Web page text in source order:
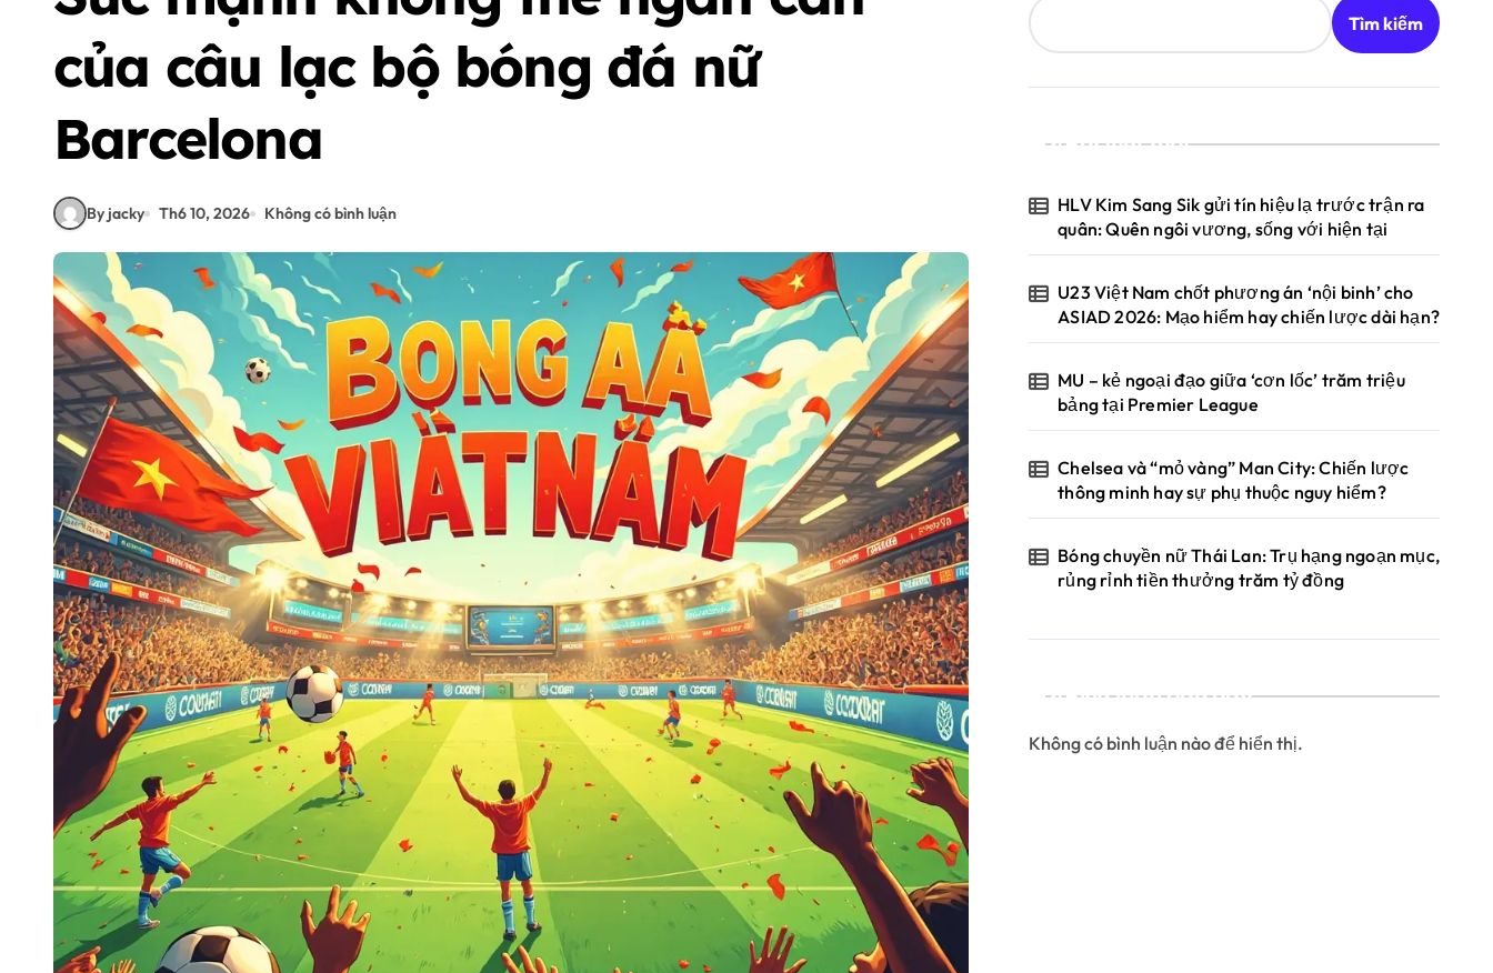
của câu lạc bộ bóng đá nữ
Barcelona
By jacky Th6 10, 2026 Không có bình luận
Tìm kiếm
Bài viết mới
HLV Kim Sang Sik gửi tín hiệu lạ trước trận ra
quân: Quên ngôi vương, sống với hiện tại
U23 Việt Nam chốt phương án ‘nội binh’ cho
ASIAD 2026: Mạo hiểm hay chiến lược dài hạn?
MU – kẻ ngoại đạo giữa ‘cơn lốc’ trăm triệu
bảng tại Premier League
Chelsea và “mỏ vàng” Man City: Chiến lược
thông minh hay sự phụ thuộc nguy hiểm?
Bóng chuyền nữ Thái Lan: Trụ hạng ngoạn mục,
rủng rỉnh tiền thưởng trăm tỷ đồng
Bình luận gần đây
Không có bình luận nào để hiển thị.